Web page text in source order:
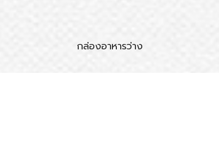
กล่องอาหารว่าง